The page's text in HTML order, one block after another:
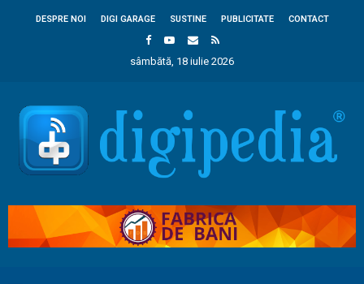
DESPRE NOI DIGI GARAGE SUSTINE PUBLICITATE CONTACT
sâmbătă, 18 iulie 2026